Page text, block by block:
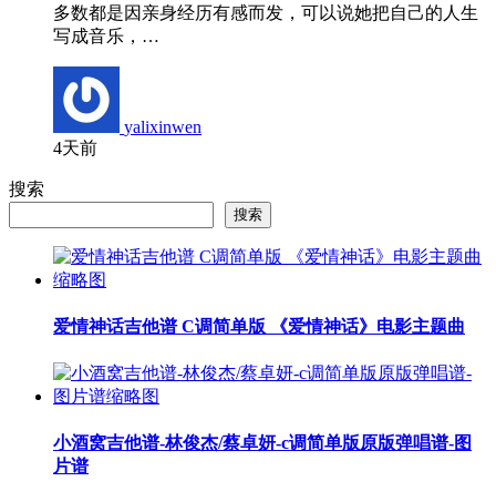
多数都是因亲身经历有感而发，可以说她把自己的人生
写成音乐，…
yalixinwen
4天前
搜索
搜索
爱情神话吉他谱 C调简单版 《爱情神话》电影主题曲
小酒窝吉他谱-林俊杰/蔡卓妍-c调简单版原版弹唱谱-图
片谱